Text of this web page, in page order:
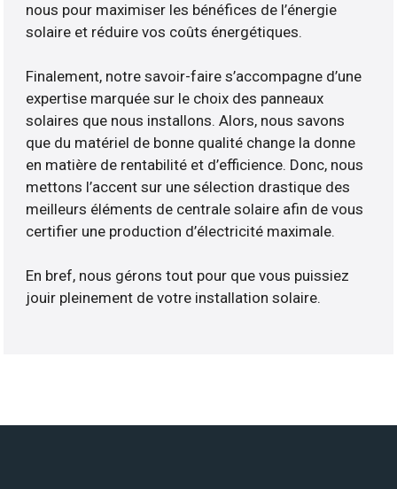
nous pour maximiser les bénéfices de l’énergie
solaire et réduire vos coûts énergétiques.
Finalement, notre savoir-faire s’accompagne d’une
expertise marquée sur le choix des panneaux
solaires que nous installons. Alors, nous savons
que du matériel de bonne qualité change la donne
en matière de rentabilité et d’efficience. Donc, nous
mettons l’accent sur une sélection drastique des
meilleurs éléments de centrale solaire afin de vous
certifier une production d’électricité maximale.
En bref, nous gérons tout pour que vous puissiez
jouir pleinement de votre installation solaire.